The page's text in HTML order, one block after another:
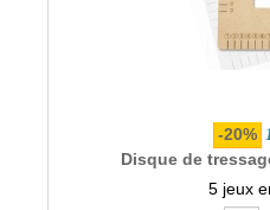
-20%
Disque de
5 jeux